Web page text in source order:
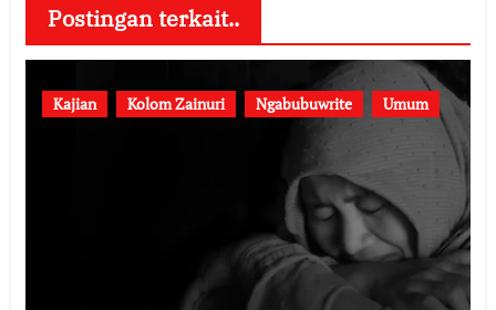
Postingan terkait..
Kajian Kolom Zainuri Ngabubuwrite Umum